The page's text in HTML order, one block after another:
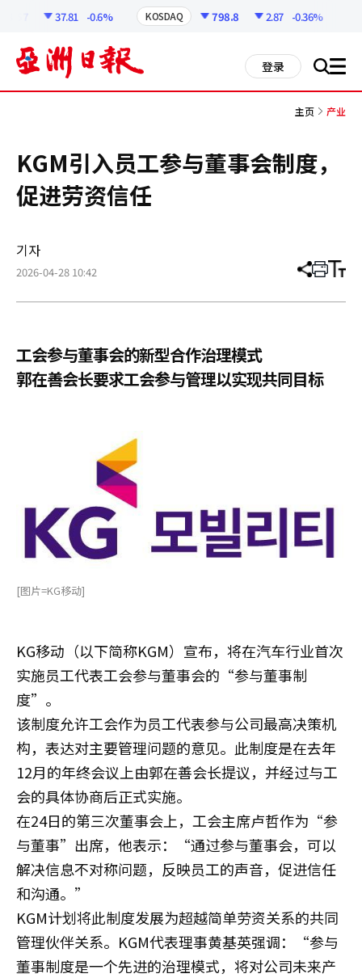
37.81 -0.6% KOSDAQ 798.8 2.87 -0.36%
登录 搜 all
主页 产业
KGM引入员工参与董事会制度，
促进劳资信任
기자
2026-04-28 10:42 分
章
打 调
小
工会参与董事会的新型合作治理模式
郭在善会长要求工会参与管理以实现共同目标
[图片=KG移动]
KG移动（以下简称KGM）宣布，将在汽车行业首次
实施员工代表工会参与董事会的“参与董事制
度”。
该制度允许工会作为员工代表参与公司最高决策机
构，表达对主要管理问题的意见。此制度是在去年
12月的年终会议上由郭在善会长提议，并经过与工
会的具体协商后正式实施。
在24日的第三次董事会上，工会主席卢哲作为“参
与董事”出席，他表示：“通过参与董事会，可以
解决信息不对称问题，反映员工的声音，促进信任
和沟通。”
KGM计划将此制度发展为超越简单劳资关系的共同
管理伙伴关系。KGM代表理事黄基英强调：“参与
董事制度是一个先进的治理模式，将对公司未来产